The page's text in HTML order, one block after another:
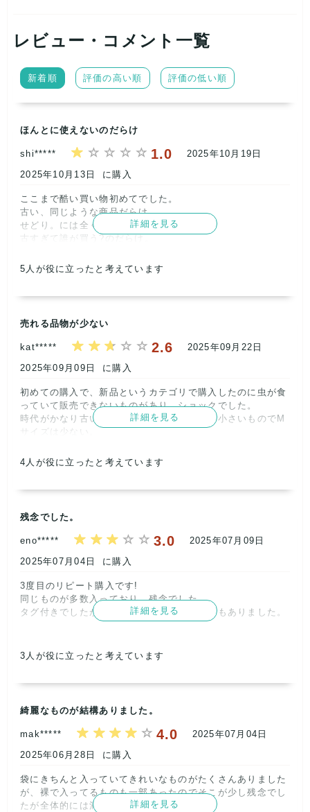
レビュー・コメント一覧
新着順 評価の高い順 評価の低い順
ほんとに使えないのだらけ
shi***** 1.0
2025年10月19日
2025年10月13日
に購入
ここまで酷い買い物初めてでした。
古い、同じような商品だらけ。
せどり。には全くむきません。。
古すぎて誰が買う?のだらけ。
2
詳細を見る
5 人が役に立ったと考えています
売れる品物が少ない
kat***** 2.6
2025年09月22日
2025年09月09日
に購入
初めての購入で、新品というカテゴリで購入したのに虫が食
っていて販売できないものがあり、ショックでした。
時代がかなり古いもの、サイズの大きい物か小さいものでM
サイズは少ない。
す。
取引満足
3
詳細を見る
4 人が役に立ったと考えています
残念でした。
eno***** 3.0
2025年07月09日
2025年07月04日
に購入
3度目のリピート購入です!
同じものが多数入っており、残念でした…。
3
4
2
詳細を見る
3 人が役に立ったと考えています
綺麗なものが結構ありました。
mak***** 4.0
2025年07月04日
2025年06月28日
に購入
袋にきちんと入っていてきれいなものがたくさんありました
が、裸で入ってるものも一部あったのでそこが少し残念でし
たが全体的には満足です。 詳細を見る